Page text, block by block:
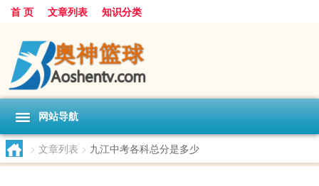
首 页 文章列表 知识分类
网站导航
> 文章列表 > 九江中考各科总分是多少